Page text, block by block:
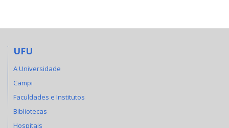
UFU
A Universidade
Campi
Faculdades e Institutos
Bibliotecas
Hospitais